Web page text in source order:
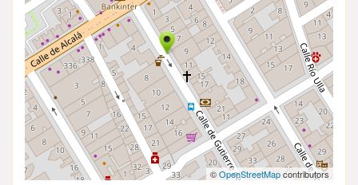
©OpenStreetMapcontributors